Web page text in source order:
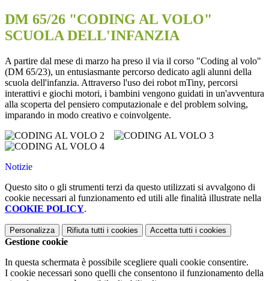
DM 65/26 "CODING AL VOLO"
SCUOLA DELL'INFANZIA
A partire dal mese di marzo ha preso il via il corso "Coding al volo"
(DM 65/23), un entusiasmante percorso dedicato agli alunni della
scuola dell'infanzia. Attraverso l'uso dei robot mTiny, percorsi
interattivi e giochi motori, i bambini vengono guidati in un'avventura
alla scoperta del pensiero computazionale e del problem solving,
imparando in modo creativo e coinvolgente.
Notizie
Questo sito o gli strumenti terzi da questo utilizzati si avvalgono di
cookie necessari al funzionamento ed utili alle finalità illustrate nella
COOKIE POLICY.
Personalizza Rifiuta tutti i cookies Accetta tutti i cookies
Gestione cookie
In questa schermata è possibile scegliere quali cookie consentire.
I cookie necessari sono quelli che consentono il funzionamento della